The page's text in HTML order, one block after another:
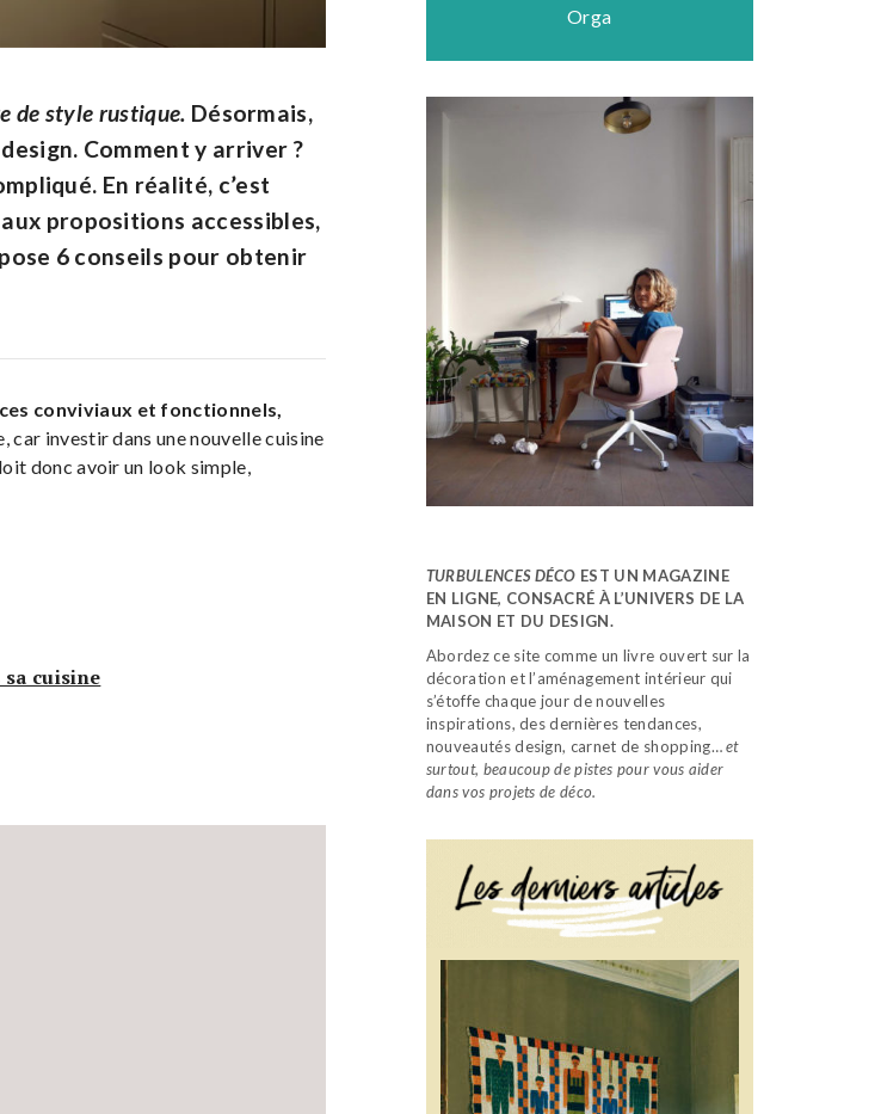
de style rustique. Désormais,
Comment y arriver ?
En réalité, c’est
propositions accessibles,
6 conseils pour obtenir
conviviaux et fonctionnels,
car investir dans une nouvelle cuisine
donc avoir un look simple,
cuisine
Orga
TURBULENCES DÉCO EST UN MAGAZINE
EN LIGNE, CONSACRÉ À L’UNIVERS DE LA
MAISON ET DU DESIGN.
Abordez ce site comme un livre ouvert sur la
décoration et l’aménagement intérieur qui
s’étoffe chaque jour de nouvelles
inspirations, des dernières tendances,
nouveautés design, carnet de shopping…et
surtout, beaucoup de pistes pour vous aider
dans vos projets de déco.